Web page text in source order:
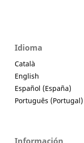
Idioma
Català
English
Español (España)
Português (Portugal)
Información